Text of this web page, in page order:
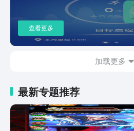
查看更多
加载更多
最新专题推荐